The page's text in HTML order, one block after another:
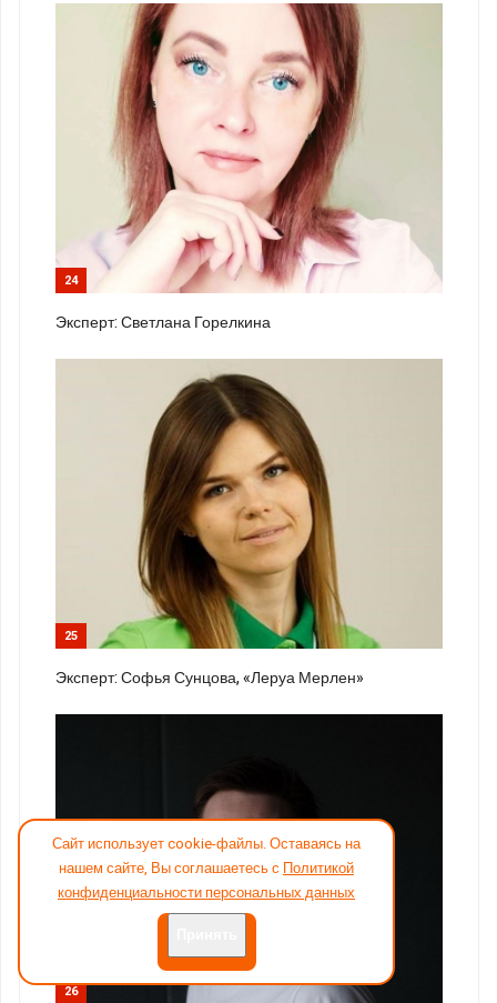
24
Эксперт: Светлана Горелкина
25
Эксперт: Софья Сунцова, «Леруа Мерлен»
26
Сайт использует cookie-файлы. Оставаясь на
нашем сайте, Вы соглашаетесь с Политикой
конфиденциальности персональных данных